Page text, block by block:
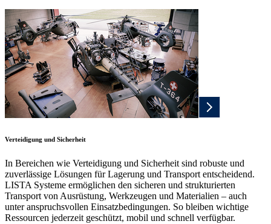
Verteidigung und Sicherheit
In Bereichen wie Verteidigung und Sicherheit sind robuste und
zuverlässige Lösungen für Lagerung und Transport entscheidend.
LISTA Systeme ermöglichen den sicheren und strukturierten
Transport von Ausrüstung, Werkzeugen und Materialien – auch
unter anspruchsvollen Einsatzbedingungen. So bleiben wichtige
Ressourcen jederzeit geschützt, mobil und schnell verfügbar.